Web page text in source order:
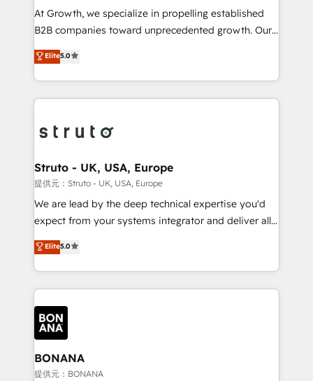
marketing automation, and revenue operations. 🤝
Custom Solutions: From onboarding and
HubSpot with your business needs. 🌟 Proven
Results: We’ve helped businesses of all sizes
Packages: Choose ongoing support or project-based
solutions. We offer service packages designed to fit
At Growth, we specialize in propelling established
B2B companies toward unprecedented growth. Our
focus is on fine-tuning and enhancing your growth,
sales, and marketing operations. Unlike conventional
marketing agencies, we dive deep into the
operational aspects of your business, ensuring that
functioning optimally. With our expertise in leading
wealth of knowledge and experience to the table.
Our strategies are tailored to your business's unique
needs, ensuring a personalized approach that aligns
with your growth objectives.
Elite5.0
Struto - UK, USA, Europe
提供元：Struto - UK, USA, Europe
We are lead by the deep technical expertise you'd
expect from your systems integrator and deliver all
the agency services you'd expect from your
HubSpot Solutions Partner. As one of the UK's
longest-standing partners, we are experts at
maximising the value of the HubSpot platform and
building an integrated growth stack that brings your
business, operational and technical requirements to
life, and creates a 360˚ view of your customer to
help your teams do more. We specialise in HubSpot
technical services, website design and development
Elite5.0
BONANA
提供元：BONANA